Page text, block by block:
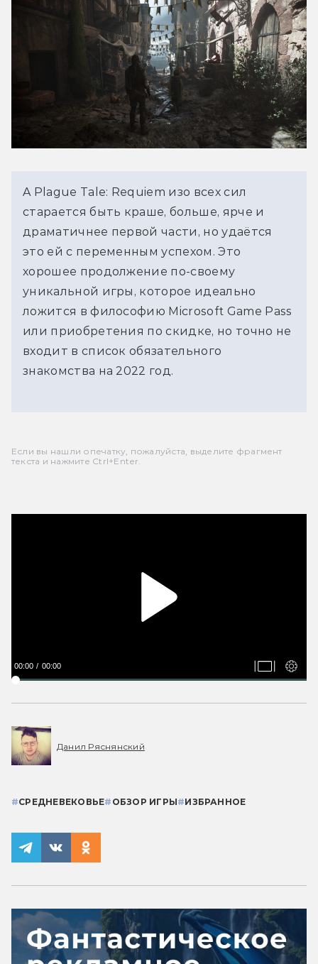
A Plague Tale: Requiem изо всех сил
старается быть краше, больше, ярче и
драматичнее первой части, но удаётся
это ей с переменным успехом. Это
хорошее продолжение по-своему
уникальной игры, которое идеально
ложится в философию Microsoft Game Pass
или приобретения по скидке, но точно не
входит в список обязательного
знакомства на 2022 год.
Если вы нашли опечатку, пожалуйста, выделите фрагмент
текста и нажмите Ctrl+Enter.
00:00 00:00
Данил Ряснянский
#СРЕДНЕВЕКОВЬЕ# ОБЗОР ИГРЫ#ИЗБРАННОЕ